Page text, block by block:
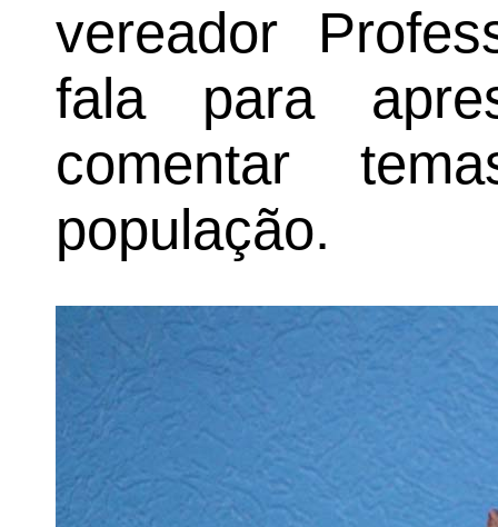
vereador
fala para
comentar
população.